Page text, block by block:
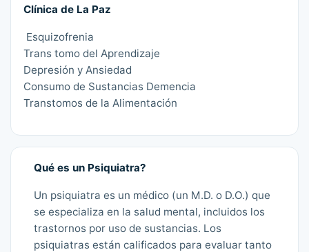
Clínica de La Paz
Esquizofrenia
Trans tomo del Aprendizaje
Depresión y Ansiedad
Consumo de Sustancias Demencia
Transtomos de la Alimentación
Qué es un Psiquiatra?
Un psiquiatra es un médico (un M.D. o D.O.) que
se especializa en la salud mental, incluidos los
trastornos por uso de sustancias. Los
psiquiatras están calificados para evaluar tanto